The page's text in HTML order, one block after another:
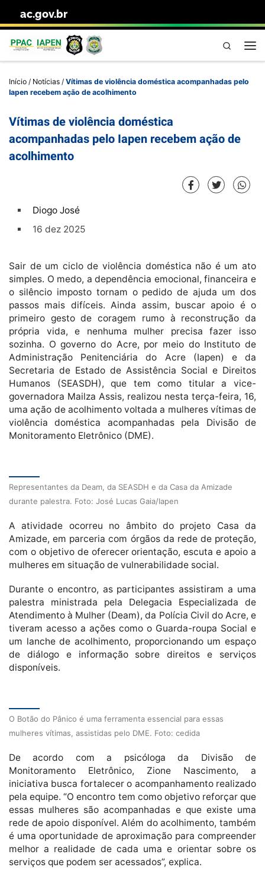
Skip to content
ac.gov.br
Pesquisa
Início / Notícias / Vítimas de violência doméstica acompanhadas pelo
Iapen recebem ação de acolhimento
Vítimas de violência doméstica
acompanhadas pelo Iapen recebem ação de
acolhimento
Diogo José
16 dez 2025
Sair de um ciclo de violência doméstica não é um ato
simples. O medo, a dependência emocional, financeira e
o silêncio imposto tornam o pedido de ajuda um dos
passos mais difíceis. Ainda assim, buscar apoio é o
primeiro gesto de coragem rumo à reconstrução da
própria vida, e nenhuma mulher precisa fazer isso
sozinha. O governo do Acre, por meio do Instituto de
Administração Penitenciária do Acre (Iapen) e da
Secretaria de Estado de Assistência Social e Direitos
Humanos (SEASDH), que tem como titular a vice-
governadora Mailza Assis, realizou nesta terça-feira, 16,
uma ação de acolhimento voltada a mulheres vítimas de
violência doméstica acompanhadas pela Divisão de
Monitoramento Eletrônico (DME).
Representantes da Deam, da SEASDH e da Casa da Amizade
durante palestra. Foto: José Lucas Gaia/Iapen
A atividade ocorreu no âmbito do projeto Casa da
Amizade, em parceria com órgãos da rede de proteção,
com o objetivo de oferecer orientação, escuta e apoio a
mulheres em situação de vulnerabilidade social.
Durante o encontro, as participantes assistiram a uma
palestra ministrada pela Delegacia Especializada de
Atendimento à Mulher (Deam), da Polícia Civil do Acre, e
tiveram acesso a ações como o Guarda-roupa Social e
um lanche de acolhimento, proporcionando um espaço
de diálogo e informação sobre direitos e serviços
disponíveis.
O Botão do Pânico é uma ferramenta essencial para essas
mulheres vítimas, assistidas pelo DME. Foto: cedida
De acordo com a psicóloga da Divisão de
Monitoramento Eletrônico, Zione Nascimento, a
iniciativa busca fortalecer o acompanhamento realizado
pela equipe. “O encontro tem como objetivo reforçar que
essas mulheres são acompanhadas e que existe uma
rede de apoio disponível. Além do acolhimento, também
é uma oportunidade de aproximação para compreender
melhor a realidade de cada uma e orientar sobre os
serviços que podem ser acessados”, explica.